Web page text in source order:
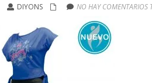
DIYONS NO HAY COMENTARIOS